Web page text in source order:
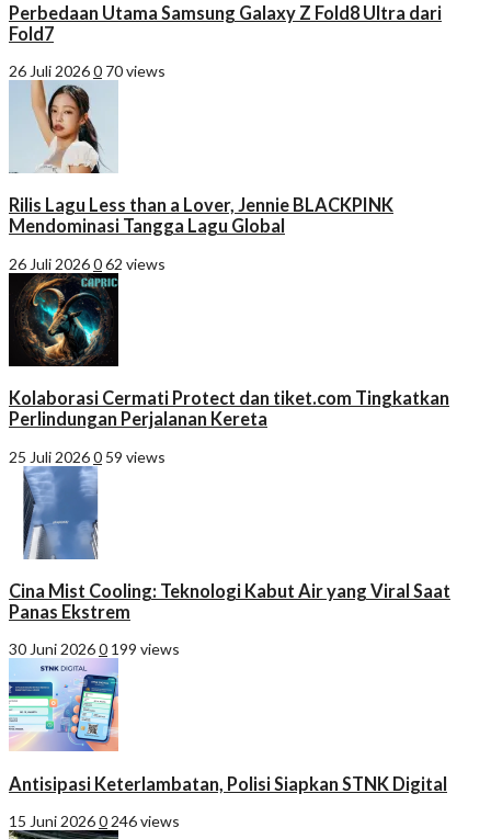
Perbedaan Utama Samsung Galaxy Z Fold8 Ultra dari
Fold7
26 Juli 20260 70 views
Rilis Lagu Less than a Lover, Jennie BLACKPINK
Mendominasi Tangga Lagu Global
26 Juli 2026062 views
Kolaborasi Cermati Protect dan tiket.com Tingkatkan
Perlindungan Perjalanan Kereta
25 Juli 20260 59 views
Cina Mist Cooling: Teknologi Kabut Air yang Viral Saat
Panas Ekstrem
30 Juni 20260 199 views
Antisipasi Keterlambatan, Polisi Siapkan STNK Digital
15 Juni 20260 246 views